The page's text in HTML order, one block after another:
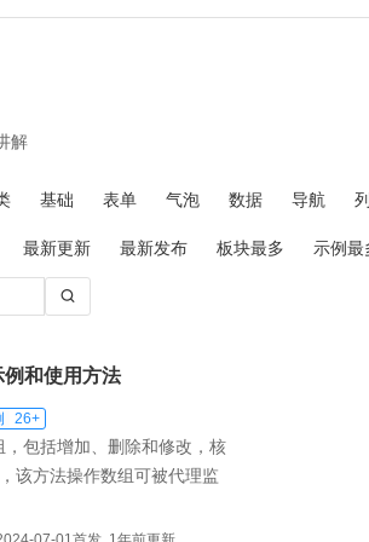
解
基础 表单 气泡 数据 导航
最新更新 最新发布 板块最多 示例最
和使用方法
26+
包括增加、删除和修改，核
该方法操作数组可被代理监